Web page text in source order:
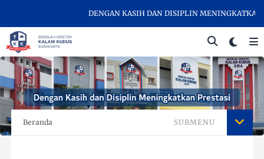
DENGAN KASIH DAN DISIPLIN MENINGKATKAN
Beranda SUBMENU